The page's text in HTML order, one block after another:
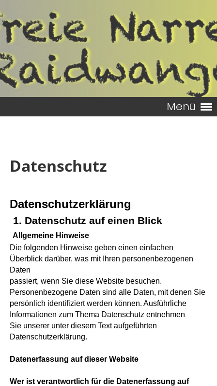
Menü
Datenschutz
Datenschutzerklärung
1. Datenschutz auf einen Blick
Allgemeine Hinweise
Die folgenden Hinweise geben einen einfachen
Überblick darüber, was mit Ihren personenbezogenen
Daten
passiert, wenn Sie diese Website besuchen.
Personenbezogene Daten sind alle Daten, mit denen Sie
persönlich identifiziert werden können. Ausführliche
Informationen zum Thema Datenschutz entnehmen
Sie unserer unter diesem Text aufgeführten
Datenschutzerklärung.
Datenerfassung auf dieser Website
Wer ist verantwortlich für die Datenerfassung auf